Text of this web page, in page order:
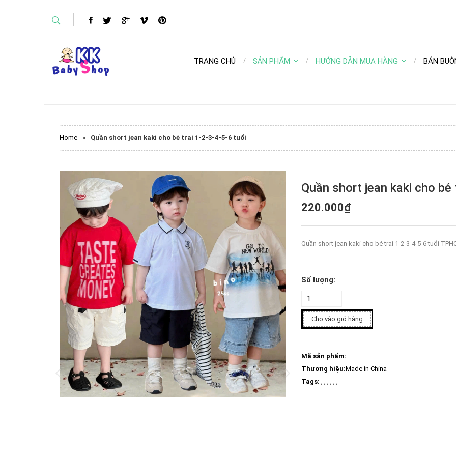
TRANG CHỦ SẢN PHẨM HƯỚNG DẪN MUA HÀNG BÁN
Home » Quần short jean kaki cho bé trai 1-2-3-4-5-6 tuổi
Quần short jean kaki cho
220.000₫
Quần short jean kaki cho bé trai 1-2-3-4-5-6 tuổi
Số lượng:
Cho vào giỏ hàng
Mã sản phẩm:
Thương hiệu:Made in China
Tags: , , , , , ,